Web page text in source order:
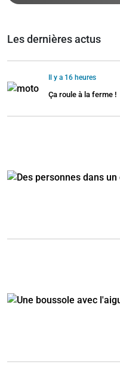
Les dernières actus
Il y a 16 heures
Ça roule à la ferme !